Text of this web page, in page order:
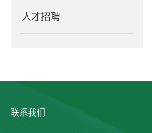
人才招聘
联系我们